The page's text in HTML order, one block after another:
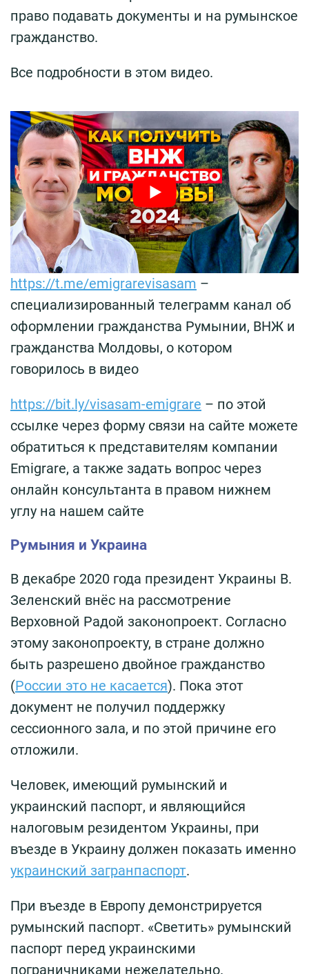
право подавать документы и на румынское
гражданство.
Все подробности в этом видео.
https://t.me/emigrarevisasam –
специализированный телеграмм канал об
оформлении гражданства Румынии, ВНЖ и
гражданства Молдовы, о котором
говорилось в видео
https://bit.ly/visasam-emigrare – по этой
ссылке через форму связи на сайте можете
обратиться к представителям компании
Emigrare, а также задать вопрос через
онлайн консультанта в правом нижнем
углу на нашем сайте
Румыния и Украина
В декабре 2020 года президент Украины В.
Зеленский внёс на рассмотрение
Верховной Радой законопроект. Согласно
этому законопроекту, в стране должно
быть разрешено двойное гражданство
(России это не касается). Пока этот
документ не получил поддержку
сессионного зала, и по этой причине его
отложили.
Человек, имеющий румынский и
украинский паспорт, и являющийся
налоговым резидентом Украины, при
въезде в Украину должен показать именно
украинский загранпаспорт.
При въезде в Европу демонстрируется
румынский паспорт. «Светить» румынский
паспорт перед украинскими
пограничниками нежелательно.